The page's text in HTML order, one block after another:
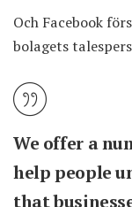
Och Facebook
bolagets
We offer a
help people
that